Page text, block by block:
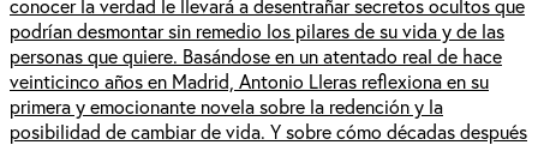
conocer la verdad le llevará a desentrañar secretos ocultos que
podrían desmontar sin remedio los pilares de su vida y de las
personas que quiere. Basándose en un atentado real de hace
veinticinco años en Madrid, Antonio Lleras reflexiona en su
primera y emocionante novela sobre la redención y la
posibilidad de cambiar de vida. Y sobre cómo décadas después